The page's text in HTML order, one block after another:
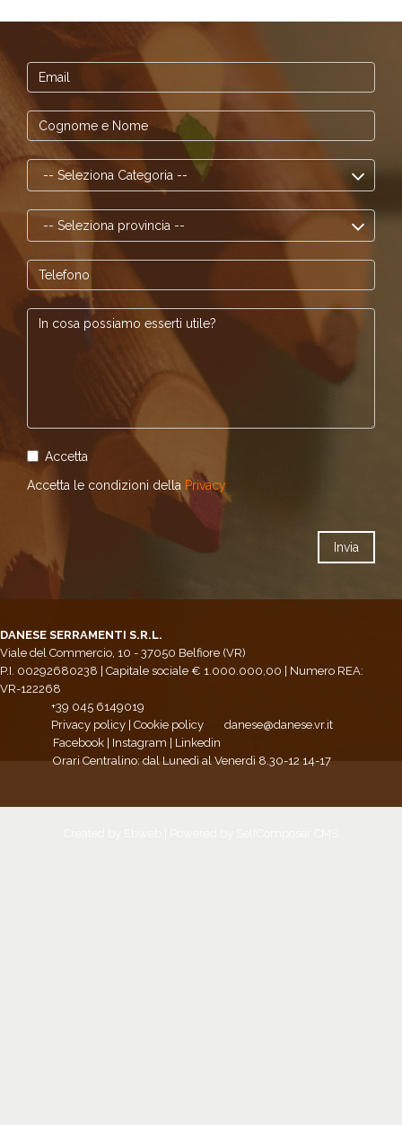
Accetta
Accetta le condizioni della Privacy
DANESE SERRAMENTI S.R.L.
Viale del Commercio, 10 - 37050 Belfiore (VR)
P.I. 00292680238 | Capitale sociale € 1.000.000,00 | Numero REA:
VR-122268
+39 045 6149019
Privacy policy Cookie policy
danese@danese.vr.it
Facebook
Instagram
Linkedin
Orari Centralino: dal Lunedì al Venerdì 8.30-12 14-17